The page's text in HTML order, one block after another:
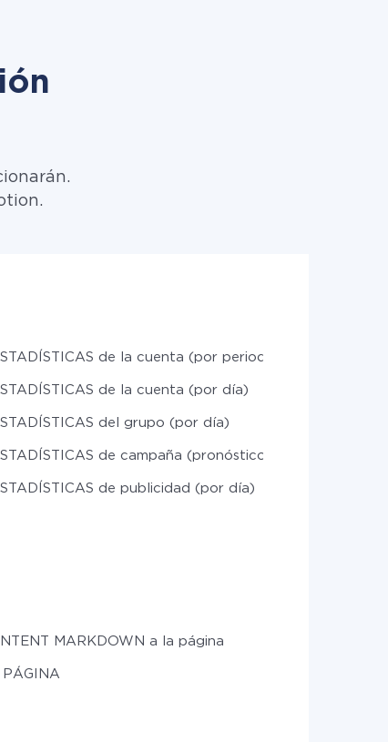
de la cuenta (por periodos)
de la cuenta (por día)
del grupo (por día)
de campaña (pronóstico lineal)
de publicidad (por día)
MARKDOWN a la página